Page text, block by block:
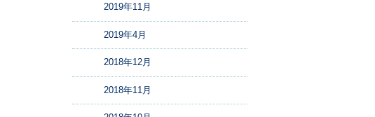
2019年11月
2019年4月
2018年12月
2018年11月